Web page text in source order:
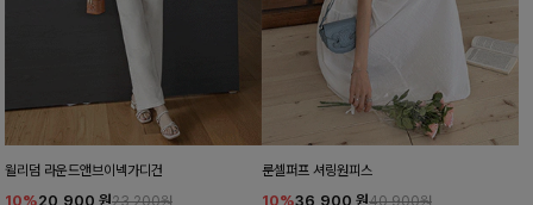
윌리덤 라운드앤브이넥가디건
10%20,900 원23,200원
룬셀퍼프 셔링원피스
10%36,900 원40,900원